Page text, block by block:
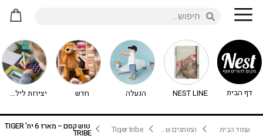
דף הבית NEST LINE הנעלה חדש יצירות לילדים - יצירה לילדים
עמוד הבית המותגים שלנו Tiger tribe טוש קסם – מארז 6 יח' TIGER
TRIBE